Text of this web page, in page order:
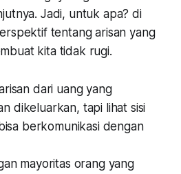
Jadi, untuk apa? di
tentang arisan yang
kita tidak rugi.
dari uang yang
dikeluarkan, tapi lihat sisi
berkomunikasi dengan
mayoritas orang yang